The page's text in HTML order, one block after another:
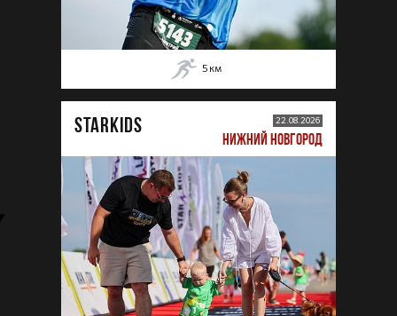
5 км
STARKIDS 22.08.2026
НИЖНИЙ НОВГОРОД